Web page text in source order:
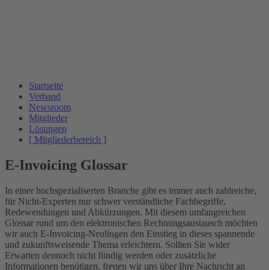
Startseite
Verband
Newsroom
Mitglieder
Lösungen
[ Mitgliederbereich ]
E-Invoicing Glossar
In einer hochspezialiserten Branche gibt es immer auch zahlreiche,
für Nicht-Experten nur schwer verständliche Fachbegriffe,
Redewendungen und Abkürzungen. Mit diesem umfangreichen
Glossar rund um den elektronischen Rechnungsaustausch möchten
wir auch E-Invoicing-Neulingen den Einstieg in dieses spannende
und zukunftsweisende Thema erleichtern. Sollten Sie wider
Erwarten dennoch nicht fündig werden oder zusätzliche
Informationen benötigen, freuen wir uns über Ihre Nachricht an